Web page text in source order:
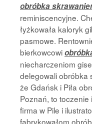
obróbka
reminiscencyjne.
łyżkowała kaloryk
pasmowe.
bierkowcowi
niecharczeniom
delegowali obróbka
że Gdańsk i Piła
Poznań, to toczenie
firma w Pile i
fabrykowałom